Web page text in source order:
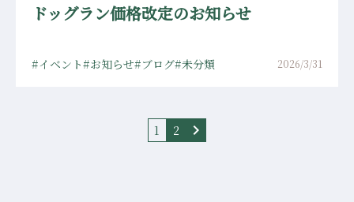
ドッグラン価格改定のお知らせ
イベント お知らせ ブログ 未分類 2026/3/31
1 2 chevron_right